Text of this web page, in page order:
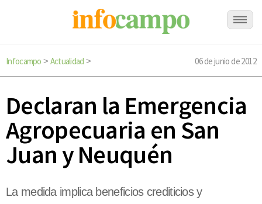
Infocampo > Actualidad > 06 de junio de 2012
Declaran la Emergencia
Agropecuaria en San
Juan y Neuquén
La medida implica beneficios crediticios y